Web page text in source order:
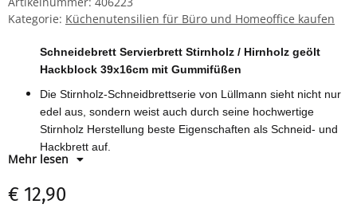
Kategorie: Küchenutensilien für Büro und Homeoffice kaufen
Schneidebrett Servierbrett Stirnholz / Hirnholz geölt
Hackblock 39x16cm mit Gummifüßen
Die Stirnholz-Schneidbrettserie von Lüllmann sieht nicht nur
edel aus, sondern weist auch durch seine hochwertige
Stirnholz Herstellung beste Eigenschaften als Schneid- und
Hackbrett auf.
Hergestellt aus Thailändischen Mangoholz und im
Stirnholz bietet in der Druckfestigkeit und der
Mehr lesen
€ 12,90